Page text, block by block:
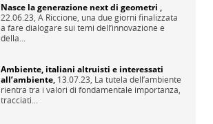
Nasce la generazione next di geometri ,
22.06.23, A Riccione, una due giorni finalizzata
a fare dialogare sui temi dell’innovazione e
della...
Ambiente, italiani altruisti e interessati
all’ambiente, 13.07.23, La tutela dell’ambiente
rientra tra i valori di fondamentale importanza,
tracciati...